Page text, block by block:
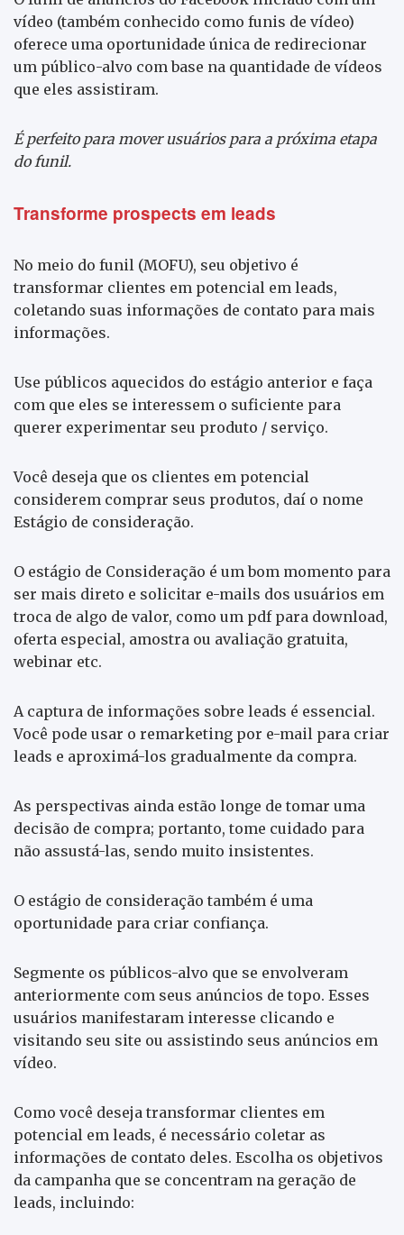
vídeo (também conhecido como funis de vídeo)
oferece uma oportunidade única de redirecionar
um público-alvo com base na quantidade de vídeos
que eles assistiram.
É perfeito para mover usuários para a próxima etapa
do funil.
Transforme prospects em leads
No meio do funil (MOFU), seu objetivo é
transformar clientes em potencial em leads,
coletando suas informações de contato para mais
informações.
Use públicos aquecidos do estágio anterior e faça
com que eles se interessem o suficiente para
querer experimentar seu produto / serviço.
Você deseja que os clientes em potencial
considerem comprar seus produtos, daí o nome
Estágio de consideração.
O estágio de Consideração é um bom momento para
ser mais direto e solicitar e-mails dos usuários em
troca de algo de valor, como um pdf para download,
oferta especial, amostra ou avaliação gratuita,
webinar etc.
A captura de informações sobre leads é essencial.
Você pode usar o remarketing por e-mail para criar
leads e aproximá-los gradualmente da compra.
As perspectivas ainda estão longe de tomar uma
decisão de compra; portanto, tome cuidado para
não assustá-las, sendo muito insistentes.
O estágio de consideração também é uma
oportunidade para criar confiança.
Segmente os públicos-alvo que se envolveram
anteriormente com seus anúncios de topo. Esses
usuários manifestaram interesse clicando e
visitando seu site ou assistindo seus anúncios em
vídeo.
Como você deseja transformar clientes em
potencial em leads, é necessário coletar as
informações de contato deles. Escolha os objetivos
da campanha que se concentram na geração de
leads, incluindo: